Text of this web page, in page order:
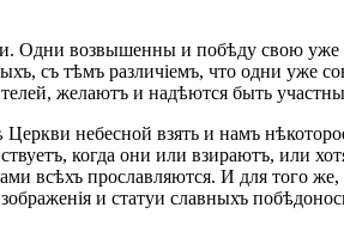
Одни возвышенны и побѣду свою уже
съ тѣмъ различіемъ, что одни уже
желаютъ и надѣются быть
небесной взять и намъ нѣкоторое
когда они или взираютъ, или
всѣхъ прославляются. И для того же,
и статуи славныхъ